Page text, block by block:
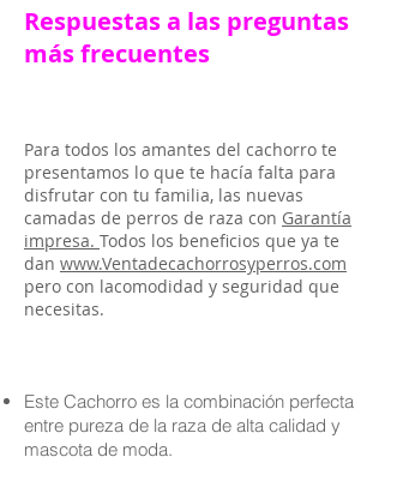
Respuestas a las preguntas
más frecuentes
Para todos los amantes del cachorro te
presentamos lo que te hacía falta para
disfrutar con tu familia, las nuevas
camadas de perros de raza con Garantía
impresa. Todos los beneficios que ya te
dan www.Ventadecachorrosyperros.com
pero con lacomodidad y seguridad que
necesitas.
Este Cachorro es la combinación perfecta
entre pureza de la raza de alta calidad y
mascota de moda.